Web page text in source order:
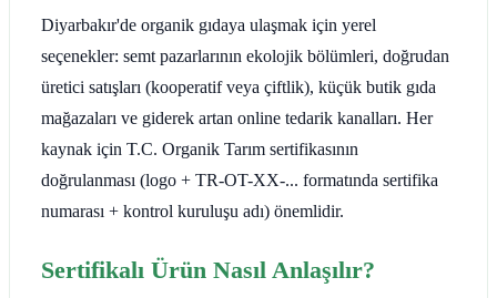
Diyarbakır'de organik gıdaya ulaşmak için yerel
seçenekler: semt pazarlarının ekolojik bölümleri, doğrudan
üretici satışları (kooperatif veya çiftlik), küçük butik gıda
mağazaları ve giderek artan online tedarik kanalları. Her
kaynak için T.C. Organik Tarım sertifikasının
doğrulanması (logo + TR-OT-XX-... formatında sertifika
numarası + kontrol kuruluşu adı) önemlidir.
Sertifikalı Ürün Nasıl Anlaşılır?